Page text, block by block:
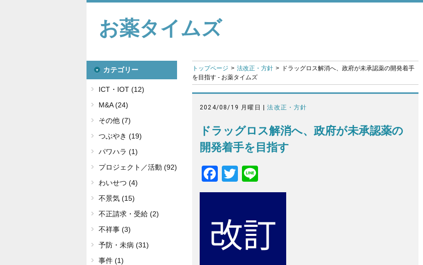
お薬タイムズ
トップページ 法改正・方針
ドラッグロス解消へ、政府が未承認薬の開発着手
を目指す - お薬タイムズ
2024/08/19 月曜日 |法改正・方針
ドラッグロス解消へ、政府が未承認薬の
開発着手を目指す
F
a
e
b
o
T
wi
er
n
カテゴリー
ICT・IOT (12)
M&A (24)
その他 (7)
つぶやき (19)
パワハラ (1)
プロジェクト／活動 (92)
わいせつ (4)
不景気 (15)
不正請求・受給 (2)
不祥事 (3)
予防・未病 (31)
事件 (1)